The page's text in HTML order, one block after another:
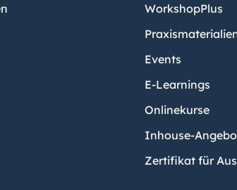
WorkshopPlus
Events
E-Learnings
Onlinekurse
Inhouse-
Zertifikat für